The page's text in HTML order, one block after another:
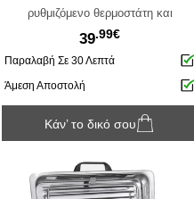
ρυθμιζόμενο θερμοστάτη και
επιφάνεια ψησίματος 70x23cm - Black
39.99€
Παραλαβή Σε 30 Λεπτά
Άμεση Αποστολή
Κάν’ το δικό σου